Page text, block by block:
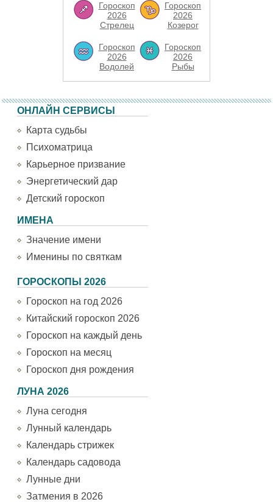
Гороскоп
2026
Стрелец
Гороскоп
2026
Козерог
Гороскоп
2026
Водолей
Гороскоп
2026
Рыбы
ОНЛАЙН СЕРВИСЫ
Карта судьбы
Психоматрица
Карьерное призвание
Энергетический дар
Детский гороскоп
ИМЕНА
Значение имени
Именины по святкам
ГОРОСКОПЫ 2026
Гороскоп на год 2026
Китайский гороскоп 2026
Гороскоп на каждый день
Гороскоп на месяц
Гороскоп дня рождения
ЛУНА 2026
Луна сегодня
Лунный календарь
Календарь стрижек
Календарь садовода
Лунные дни
Затмения в 2026